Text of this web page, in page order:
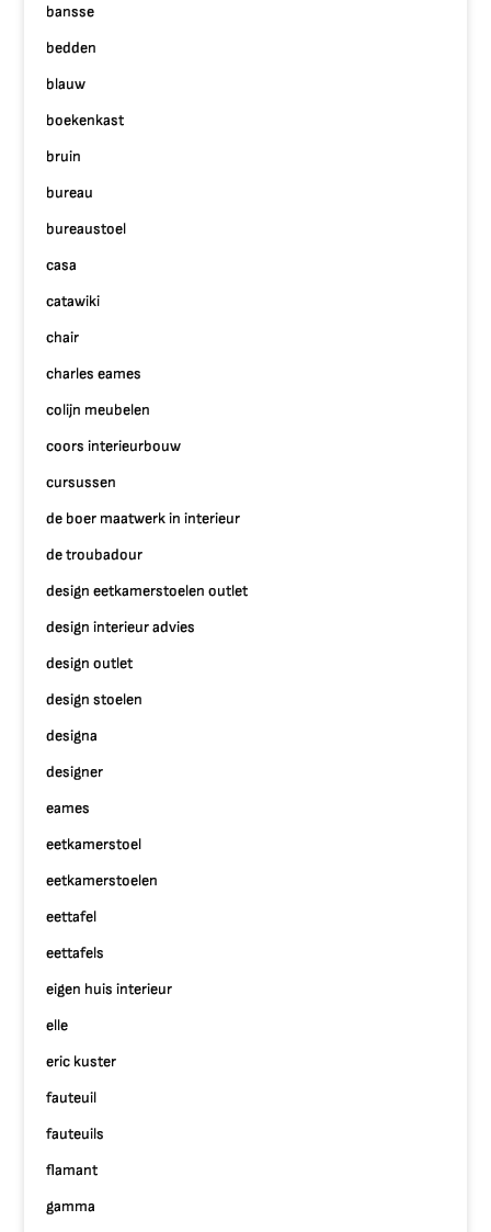
bansse
bedden
blauw
boekenkast
bruin
bureau
bureaustoel
casa
catawiki
chair
charles eames
colijn meubelen
coors interieurbouw
cursussen
de boer maatwerk in interieur
de troubadour
design eetkamerstoelen outlet
design interieur advies
design outlet
design stoelen
designa
designer
eames
eetkamerstoel
eetkamerstoelen
eettafel
eettafels
eigen huis interieur
elle
eric kuster
fauteuil
fauteuils
flamant
gamma